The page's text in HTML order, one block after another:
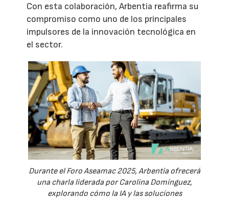
Con esta colaboración, Arbentia reafirma su
compromiso como uno de los principales
impulsores de la innovación tecnológica en
el sector.
Durante el Foro Aseamac 2025, Arbentia ofrecerá
una charla liderada por Carolina Domínguez,
explorando cómo la IA y las soluciones